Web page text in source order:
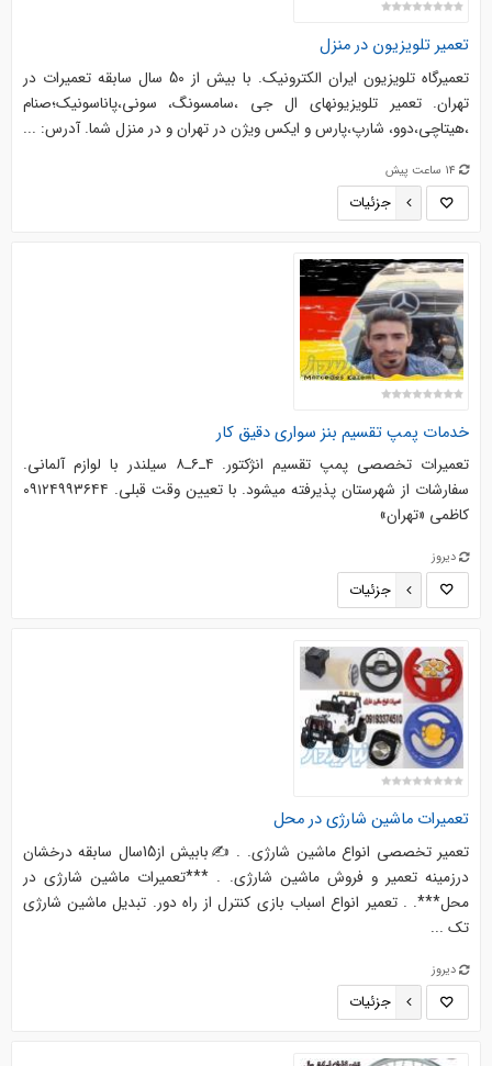
تعمیر تلویزیون در منزل
تعمیرگاه تلویزیون ایران الکترونیک. با بیش از 50 سال سابقه تعمیرات در
تهران. تعمیر تلویزیونهای ال جی ،سامسونگ، سونی،پاناسونیک؛صنام
،هیتاچی،دوو، شارپ،پارس و ایکس ویژن در تهران و در منزل شما. آدرس: ...
14 ساعت پیش
جزئیات
خدمات پمپ تقسیم بنز سواری دقیق کار
تعمیرات تخصصی پمپ تقسیم انژکتور. ۴ـ۶ـ۸ سیلندر با لوازم آلمانی.
سفارشات از شهرستان پذیرفته میشود. با تعیین وقت قبلی. ۰۹۱۲۴۹۹۳۶۴۴
کاظمی «تهران»
دیروز
جزئیات
تعمیرات ماشین شارژی در محل
تعمیر تخصصی انواع ماشین شارژی. . ✍بابیش از15سال سابقه درخشان
درزمینه تعمیر و فروش ماشین شارژی. . ***تعمیرات ماشین شارژی در
محل***. . تعمیر انواع اسباب بازی کنترل از راه دور. تبدیل ماشین شارژی
تک ...
دیروز
جزئیات